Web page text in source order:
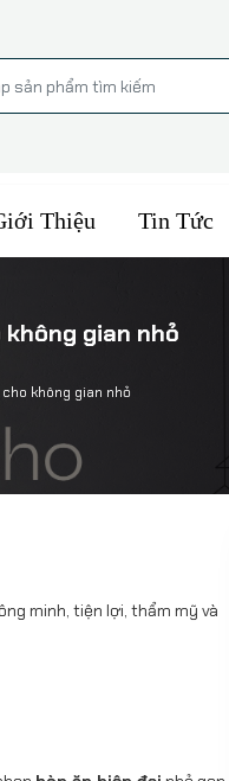
Thiệu Tin Tức
gian nhỏ
không gian nhỏ
minh, tiện lợi, thẩm mỹ và